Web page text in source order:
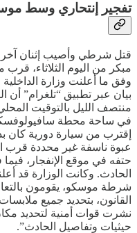
تفجير إنتحاري وسط
قتل شرطي وأصيب إثنان
مبكر من اليوم الثلاثاء،
وفق ما أعلنت وزارة
في ساحة محطة
إقترب من سيارة دورية كان
عبوة ناسفة غير محددة قرب
حتفه في موقع الإنفجار،
الحادث. وكانت الوزارة قد
شرطة موسكو، يقومون
القانون، بتحديد جميع
نشرت قوات أمنية لتحديد
حيثيات وتفاصيل الحادث”.